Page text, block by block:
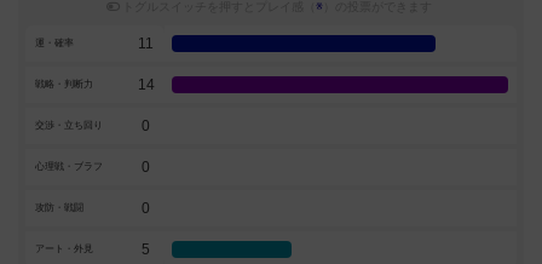
※
運・確率 11
戦略・判断力 14
交渉・立ち回り 0
心理戦・ブラフ 0
攻防・戦闘 0
アート・外見 5